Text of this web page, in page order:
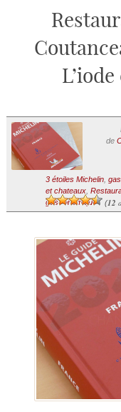
de
3 étoiles Michelin,
et chateaux,
gastronomique
(12